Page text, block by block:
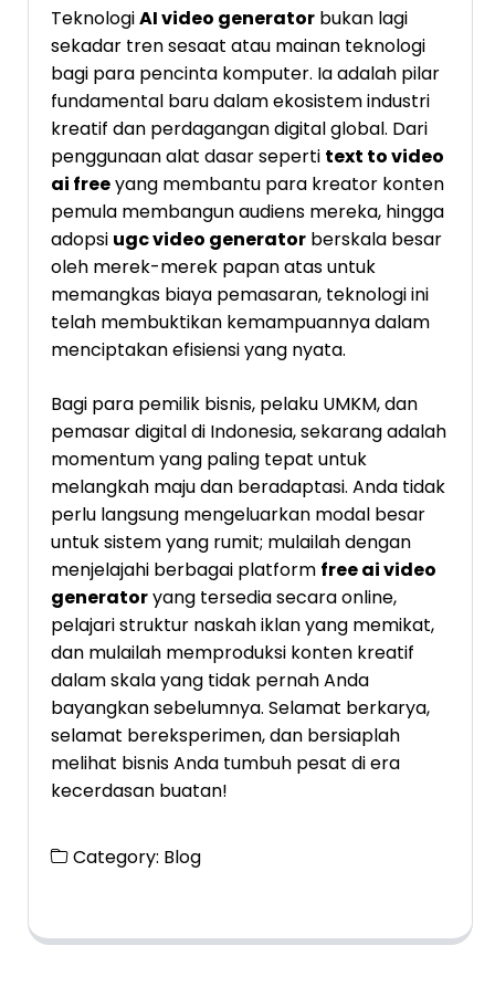
TeknologiAI video generator bukan lagi
sekadar tren sesaat atau mainan teknologi
bagi para pencinta komputer. Ia adalah pilar
fundamental baru dalam ekosistem industri
kreatif dan perdagangan digital global. Dari
penggunaan alat dasar seperti text to video
ai freeyang membantu para kreator konten
pemula membangun audiens mereka, hingga
adopsi ugc video generator berskala besar
oleh merek-merek papan atas untuk
memangkas biaya pemasaran, teknologi ini
telah membuktikan kemampuannya dalam
menciptakan efisiensi yang nyata.
Bagi para pemilik bisnis, pelaku UMKM, dan
pemasar digital di Indonesia, sekarang adalah
momentum yang paling tepat untuk
melangkah maju dan beradaptasi. Anda tidak
perlu langsung mengeluarkan modal besar
untuk sistem yang rumit; mulailah dengan
menjelajahi berbagai platform free ai video
generatoryang tersedia secara online,
pelajari struktur naskah iklan yang memikat,
dan mulailah memproduksi konten kreatif
dalam skala yang tidak pernah Anda
bayangkan sebelumnya. Selamat berkarya,
selamat bereksperimen, dan bersiaplah
melihat bisnis Anda tumbuh pesat di era
kecerdasan buatan!
Category: Blog